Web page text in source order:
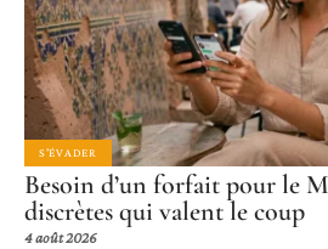
S'ÉVADER
Besoin d’un forfait pour le
discrètes qui valent le coup
4 août 2026